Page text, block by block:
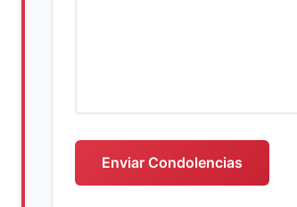
Enviar Condolencias